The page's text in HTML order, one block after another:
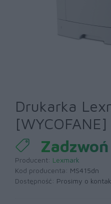
Drukarka
[WYCOFANE]
Zadzwoń
Producent: Lexmark
Kod producenta: MS415dn
Dostępność: Prosimy o